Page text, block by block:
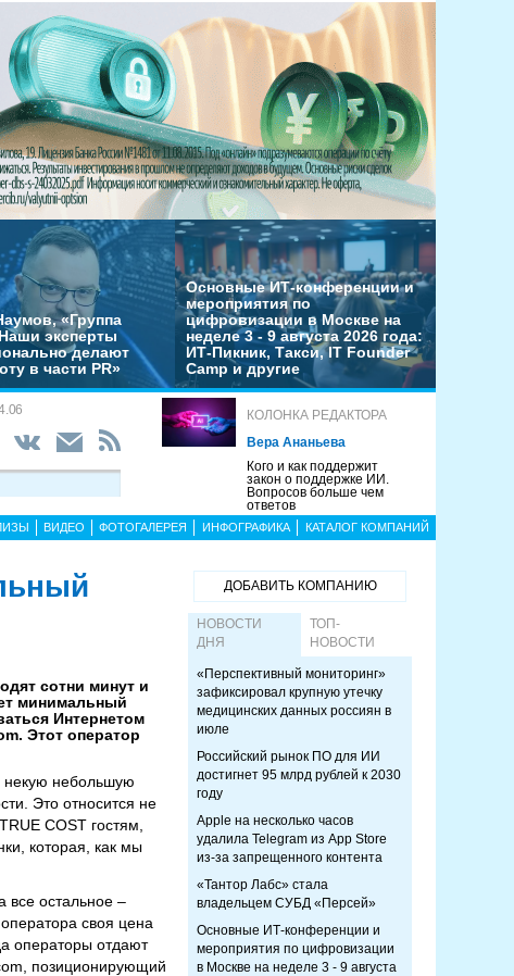
«Группа
эксперты
делают
в части PR»
Основные ИТ-конференции и
мероприятия по
цифровизации в Москве на
неделе 3 - 9 августа 2026 года:
ИТ-Пикник, Такси, IT Founder
Camp и другие
КОЛОНКА РЕДАКТОРА
Вера Ананьева
Кого и как поддержит
закон о поддержке ИИ.
Вопросов больше чем
ответов
ВИДЕО ФОТОГАЛЕРЕЯ ИНФОГРАФИКА КАТАЛОГ КОМПАНИЙ
сотни минут и
минимальный
Интернетом
Этот оператор
некую небольшую
Это относится не
COST гостям,
которая, как мы
все остальное –
своя цена
операторы отдают
позиционирующий
ДОБАВИТЬ КОМПАНИЮ
НОВОСТИ
ДНЯ
ТОП-
НОВОСТИ
«Перспективный мониторинг»
зафиксировал крупную утечку
медицинских данных россиян в
июле
Российский рынок ПО для ИИ
достигнет 95 млрд рублей к 2030
году
Apple на несколько часов
удалила Telegram из App Store
из-за запрещенного контента
«Тантор Лабс» стала
владельцем СУБД «Персей»
Основные ИТ-конференции и
мероприятия по цифровизации
в Москве на неделе 3 - 9 августа